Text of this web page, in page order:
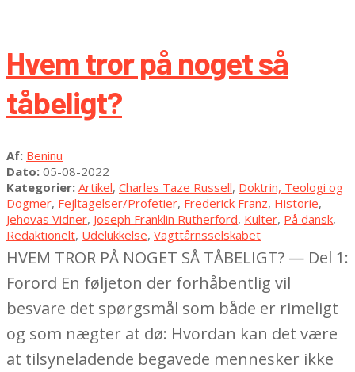
Hvem tror på noget så
tåbeligt?
2022-
08-
05
Af: Beninu
Dato: 05-08-2022
Kategorier: Artikel, Charles Taze Russell, Doktrin, Teologi og
Dogmer, Fejltagelser/Profetier, Frederick Franz, Historie,
Jehovas Vidner, Joseph Franklin Rutherford, Kulter, På dansk,
Redaktionelt, Udelukkelse, Vagttårnsselskabet
HVEM TROR PÅ NOGET SÅ TÅBELIGT? — Del 1:
Forord En føljeton der forhåbentlig vil
besvare det spørgsmål som både er rimeligt
og som nægter at dø: Hvordan kan det være
at tilsyneladende begavede mennesker ikke